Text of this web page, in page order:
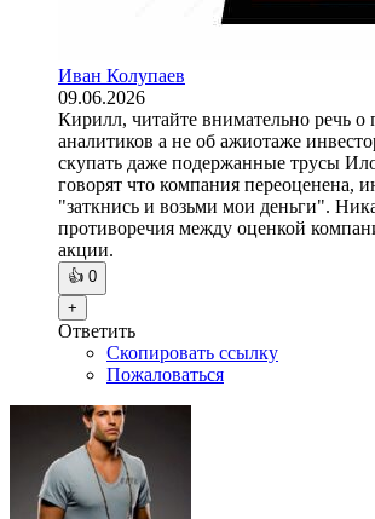
Иван Колупаев
09.06.2026
Кирилл, читайте внимательно речь о
аналитиков а не об ажиотаже
скупать даже подержанные трусы
говорят что компания переоценена,
"заткнись и возьми мои деньги".
противоречия между оценкой
акции.
👍 0
+
Ответить
Скопировать ссылку
Пожаловаться